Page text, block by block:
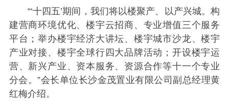
“‘十四五’期间，我们将以楼聚产、以产兴城。构
建营商环境优化、楼宇云招商、专业增值三个服务
平台；举办楼宇经济大讲坛、楼宇城市沙龙、楼宇
产业对接、楼宇全球行四大品牌活动；开设楼宇运
营、新兴产业、资本服务、资源合作等十一个专业
分会。”会长单位长沙金茂置业有限公司副总经理黄
红梅介绍。